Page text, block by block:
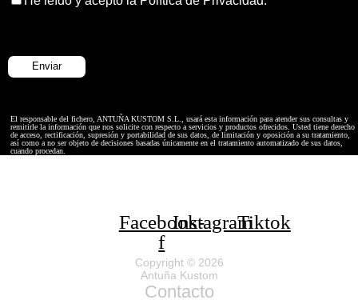
El responsable del fichero, ANTUÑA KUSTOM S.L., usará esta información para atender sus consultas y
remitirle la información que nos solicite con respecto a servicios y productos ofrecidos. Usted tiene derecho
de acceso, rectificación, supresión y portabilidad de sus datos, de limitación y oposición a su tratamiento,
así como a no ser objeto de decisiones basadas únicamente en el tratamiento automatizado de sus datos,
cuando procedan.
Facebook-
f
InstagramTiktok
Copyright © 2026
Antuña Kustom
Contacto